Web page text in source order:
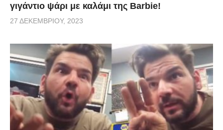
γιγάντιο ψάρι με καλάμι της Barbie!
27 ΔΕΚΕΜΒΡΊΟΥ, 2023